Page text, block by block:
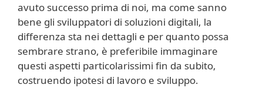
avuto successo prima di noi, ma come sanno
bene gli sviluppatori di soluzioni digitali, la
differenza sta nei dettagli e per quanto possa
sembrare strano, è preferibile immaginare
questi aspetti particolarissimi fin da subito,
costruendo ipotesi di lavoro e sviluppo.